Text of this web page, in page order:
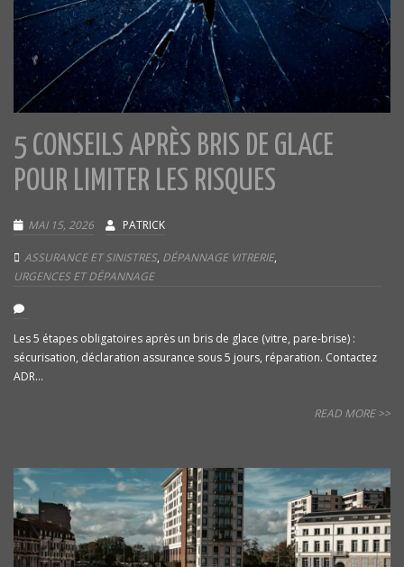
5 CONSEILS APRÈS BRIS DE GLACE
POUR LIMITER LES RISQUES
MAI 15, 2026 PATRICK
ASSURANCE ET SINISTRES, DÉPANNAGE VITRERIE,
URGENCES ET DÉPANNAGE
Les 5 étapes obligatoires après un bris de glace (vitre, pare-brise) :
sécurisation, déclaration assurance sous 5 jours, réparation. Contactez
ADR...
READ MORE >>